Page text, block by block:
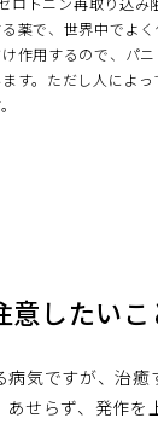
薬で、世界中でよ
作用するので、パ
す。ただし人によ
意したいこ
病気ですが、治
あせらず、発作を